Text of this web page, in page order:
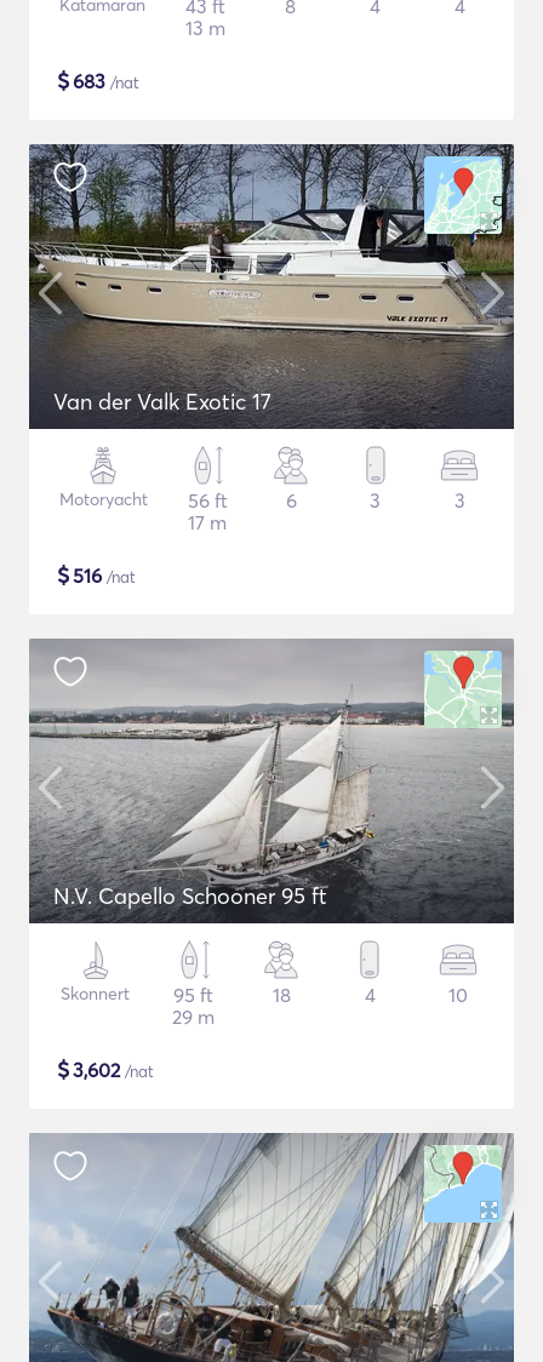
Katamaran
43 ft
13 m
8 4 4
$683 /nat
Van der Valk Exotic 17
Motoryacht
56 ft
17 m
6 3 3
$516 /nat
N.V. Capello Schooner 95 ft
Skonnert
95 ft
29 m
18 4 10
$3,602/nat